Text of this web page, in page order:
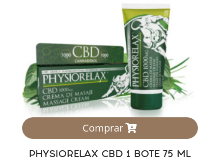
Comprar
PHYSIORELAX CBD 1 BOTE 75 ML